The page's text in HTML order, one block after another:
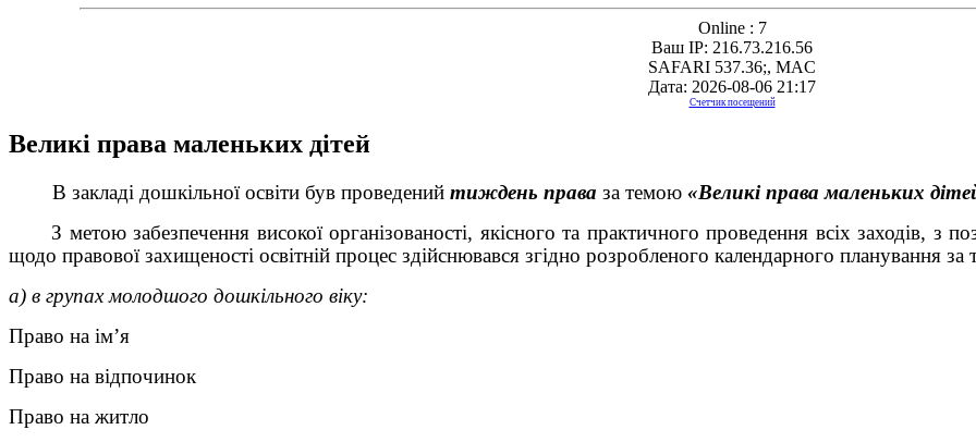
Online : 7
Ваш IP: 216.73.216.56
SAFARI 537.36;, MAC
Дата: 2026-08-06 21:17
Счетчик посещений
Великі права маленьких дітей
В закладі дошкільної освіти був проведений тиждень права за темою «Великі права маленьких
З метою забезпечення високої організованості, якісного та практичного проведення всіх заходів, з
щодо правової захищеності освітній процес здійснювався згідно розробленого календарного
а) в групах молодшого дошкільного віку:
Право на ім’я
Право на відпочинок
Право на житло